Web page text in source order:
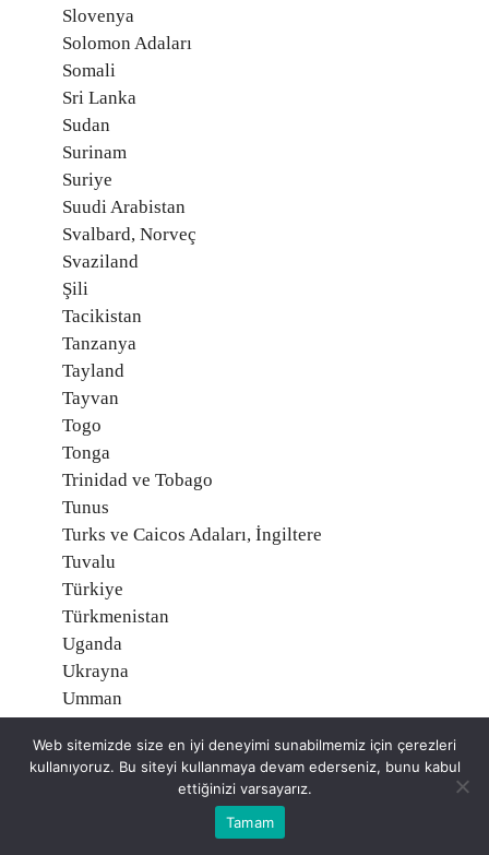
Slovenya
Solomon Adaları
Somali
Sri Lanka
Sudan
Surinam
Suriye
Suudi Arabistan
Svalbard, Norveç
Svaziland
Şili
Tacikistan
Tanzanya
Tayland
Tayvan
Togo
Tonga
Trinidad ve Tobago
Tunus
Turks ve Caicos Adaları, İngiltere
Tuvalu
Türkiye
Türkmenistan
Uganda
Ukrayna
Umman
Ürdün
Vallis ve Futuna, Fransa
Web sitemizde size en iyi deneyimi sunabilmemiz için çerezleri
kullanıyoruz. Bu siteyi kullanmaya devam ederseniz, bunu kabul
ettiğinizi varsayarız.
Tamam